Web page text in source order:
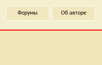
Форумы Об авторе